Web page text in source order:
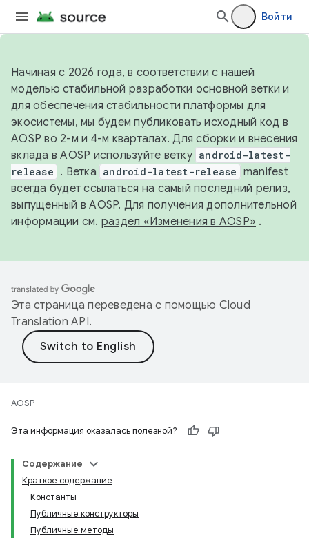
Войти
Начиная с 2026 года, в соответствии с нашей
моделью стабильной разработки основной ветки и
для обеспечения стабильности платформы для
экосистемы, мы будем публиковать исходный код в
AOSP во 2-м и 4-м кварталах. Для сборки и внесения
вклада в AOSP используйте ветку android-latest-
release . Ветка android-latest-release manifest
всегда будет ссылаться на самый последний релиз,
выпущенный в AOSP. Для получения дополнительной
информации см. раздел «Изменения в AOSP» .
Эта страница переведена с помощью Cloud
Translation API.
AOSP
Эта информация оказалась полезной?
Содержание
Краткое содержание
Константы
Публичные конструкторы
Публичные методы